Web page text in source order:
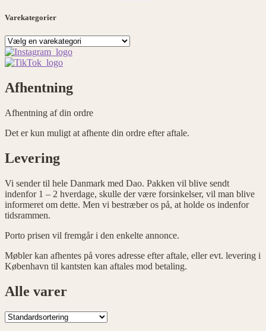
Varekategorier
Afhentning
Afhentning af din ordre
Det er kun muligt at afhente din ordre efter aftale.
Levering
Vi sender til hele Danmark med Dao. Pakken vil blive sendt
indenfor 1 – 2 hverdage, skulle der være forsinkelser, vil man blive
informeret om dette. Men vi bestræber os på, at holde os indenfor
tidsrammen.
Porto prisen vil fremgår i den enkelte annonce.
Møbler kan afhentes på vores adresse efter aftale, eller evt. levering i
København til kantsten kan aftales mod betaling.
Alle varer